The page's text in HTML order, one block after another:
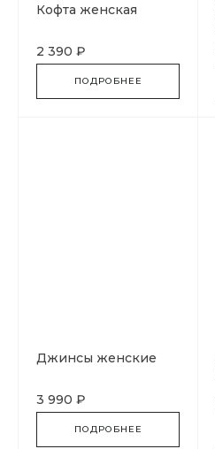
Кофта женская
2 390 ₽
ПОДРОБНЕЕ
Джинсы женские
3 990 ₽
ПОДРОБНЕЕ